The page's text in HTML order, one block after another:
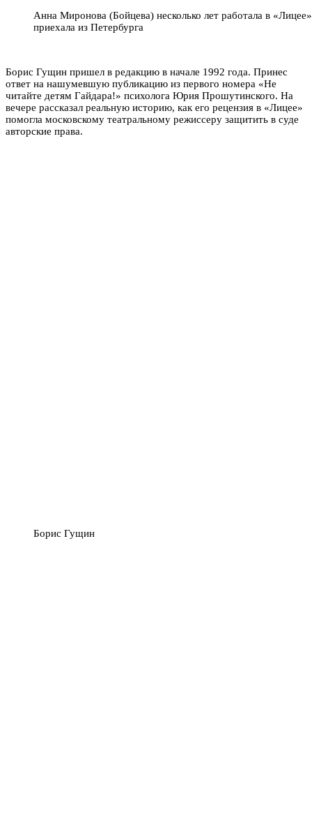
Анна Миронова (Бойцева) несколько лет работала в
приехала из Петербурга
Борис Гущин пришел в редакцию в начале 1992 года. Принес
ответ на нашумевшую публикацию из первого номера «Не
читайте детям Гайдара!» психолога Юрия Прошутинского. На
вечере рассказал реальную историю, как его рецензия в «Лицее»
помогла московскому театральному режиссеру защитить в суде
авторские права.
Борис Гущин